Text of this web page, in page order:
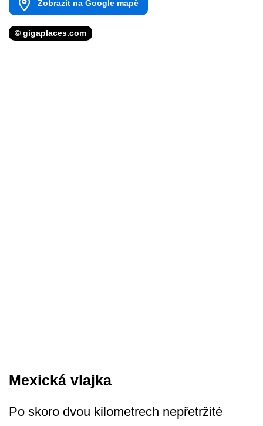
Zobrazit na Google mapě
© gigaplaces.com
Mexická vlajka
Po skoro dvou kilometrech nepřetržité